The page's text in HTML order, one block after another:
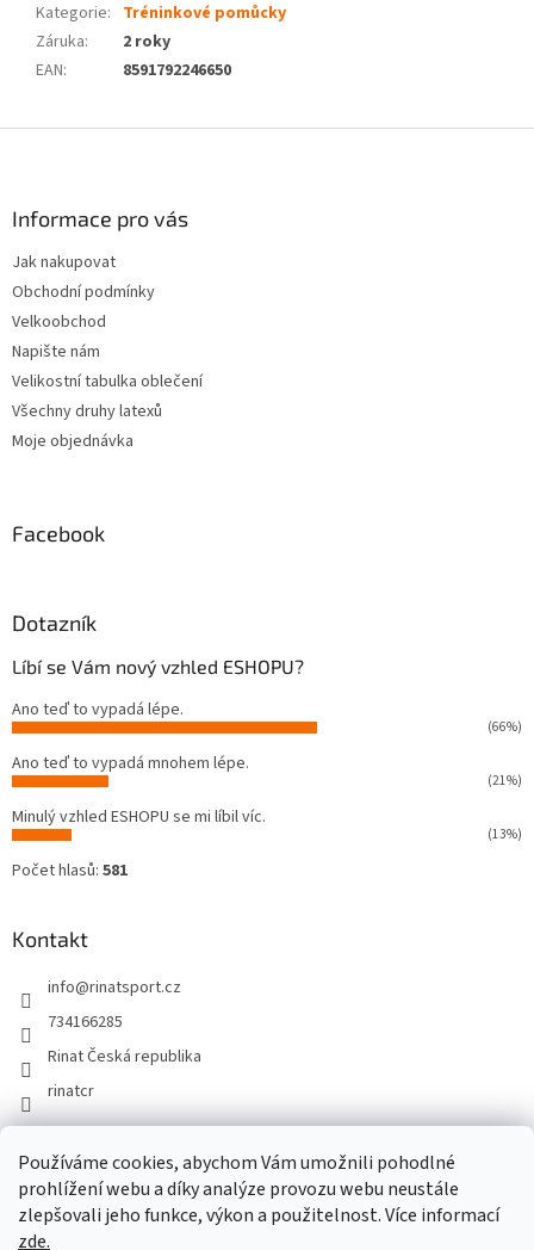
Používáme cookies, abychom Vám umožnili pohodlné
prohlížení webu a díky analýze provozu webu neustále
zlepšovali jeho funkce, výkon a použitelnost. Více informací
zde.
Kategorie: Tréninkové pomůcky
Záruka:
2 roky
EAN: 8591792246650
Informace pro vás
Jak nakupovat
Obchodní podmínky
Velkoobchod
Napište nám
Velikostní tabulka oblečení
Všechny druhy latexů
Moje objednávka
Facebook
Dotazník
Líbí se Vám nový vzhled ESHOPU?
Ano teď to vypadá lépe.
(66%)
Ano teď to vypadá mnohem lépe.
(21%)
Minulý vzhled ESHOPU se mi líbil víc.
(13%)
Počet hlasů: 581
Kontakt
info@rinatsport.cz
734166285
Rinat Česká republika
rinatcr
Rinat Europe www.sport4outlet.cz